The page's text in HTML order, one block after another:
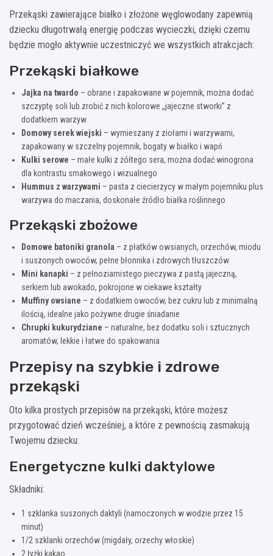
Przekąski zawierające białko i złożone węglowodany zapewnią
dziecku długotrwałą energię podczas wycieczki, dzięki czemu
będzie mogło aktywnie uczestniczyć we wszystkich atrakcjach:
Przekąski białkowe
Jajka na twardo – obrane i zapakowane w pojemnik, można dodać
szczyptę soli lub zrobić z nich kolorowe „jajeczne stworki” z
dodatkiem warzyw
Domowy serek wiejski – wymieszany z ziołami i warzywami,
zapakowany w szczelny pojemnik, bogaty w białko i wapń
Kulki serowe – małe kulki z żółtego sera, można dodać winogrona
dla kontrastu smakowego i wizualnego
Hummus z warzywami – pasta z ciecierzycy w małym pojemniku plus
warzywa do maczania, doskonałe źródło białka roślinnego
Przekąski zbożowe
Domowe batoniki granola – z płatków owsianych, orzechów, miodu
i suszonych owoców, pełne błonnika i zdrowych tłuszczów
Mini kanapki – z pełnoziarnistego pieczywa z pastą jajeczną,
serkiem lub awokado, pokrojone w ciekawe kształty
Muffiny owsiane – z dodatkiem owoców, bez cukru lub z minimalną
ilością, idealne jako pożywne drugie śniadanie
Chrupki kukurydziane – naturalne, bez dodatku soli i sztucznych
aromatów, lekkie i łatwe do spakowania
Przepisy na szybkie i zdrowe
przekąski
Oto kilka prostych przepisów na przekąski, które możesz
przygotować dzień wcześniej, a które z pewnością zasmakują
Twojemu dziecku:
Energetyczne kulki daktylowe
Składniki:
1 szklanka suszonych daktyli (namoczonych w wodzie przez 15
minut)
1/2 szklanki orzechów (migdały, orzechy włoskie)
2 łyżki kakao